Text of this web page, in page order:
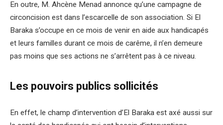
En outre, M. Ahcène Menad annonce qu’une campagne de
circoncision est dans l’escarcelle de son association. Si El
Baraka s’occupe en ce mois de venir en aide aux handicapés
et leurs familles durant ce mois de carême, il n’en demeure
pas moins que ses actions ne s’arrêtent pas à ce niveau.
Les pouvoirs publics sollicités
En effet, le champ d’intervention d’El Baraka est axé aussi sur